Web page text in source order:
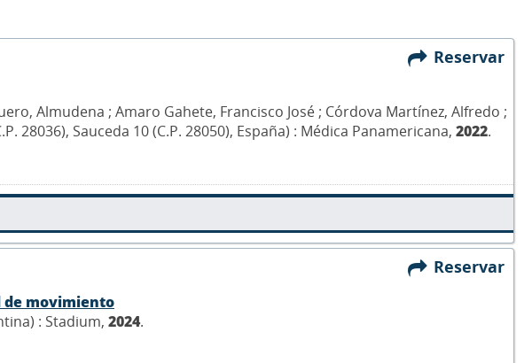
Reservar
Almudena ; Amaro Gahete, Francisco José ; Córdova Martínez, Alfredo ;
28036), Sauceda 10 (C.P. 28050), España) : Médica Panamericana, 2022.
Reservar
de movimiento
: Stadium, 2024.